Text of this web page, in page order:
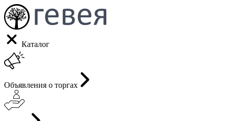
Каталог
Объявления о торгах